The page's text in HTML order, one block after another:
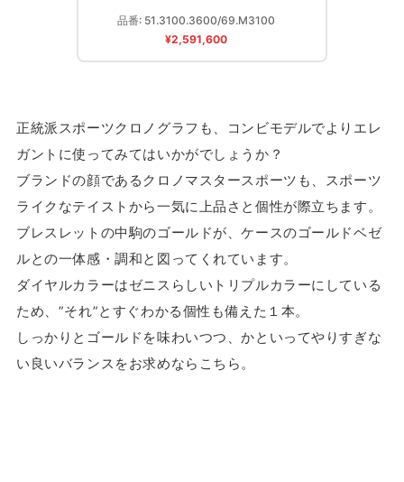
品番: 51.3100.3600/69.M3100
¥2,591,600
正統派スポーツクロノグラフも、コンビモデルでよりエレ
ガントに使ってみてはいかがでしょうか？
ブランドの顔であるクロノマスタースポーツも、スポーツ
ライクなテイストから一気に上品さと個性が際立ちます。
ブレスレットの中駒のゴールドが、ケースのゴールドベゼ
ルとの一体感・調和と図ってくれています。
ダイヤルカラーはゼニスらしいトリプルカラーにしている
ため、”それ”とすぐわかる個性も備えた１本。
しっかりとゴールドを味わいつつ、かといってやりすぎな
い良いバランスをお求めならこちら。